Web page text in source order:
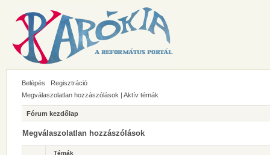
Belépés
Regisztráció
Megválaszolatlan hozzászólások | Aktív témák
Fórum kezdőlap
Megválaszolatlan hozzászólások
Témák